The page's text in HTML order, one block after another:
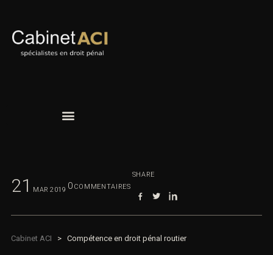
21 MAR 2019 0 COMMENTAIRES
SHARE
Cabinet ACI > Compétence en droit pénal routier